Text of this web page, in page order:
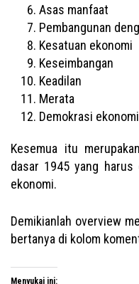
Asas manfaat
Pembangunan
Kesatuan ekonomi
Keseimbangan
Keadilan
Merata
Demokrasi ekonomi
Kesemua itu
dasar 1945 yang harus
ekonomi.
Demikianlah overview
bertanya di kolom
Menyukai ini: